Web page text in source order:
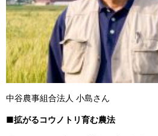
中谷農事組合法人 小島さん
■拡がるコウノトリ育む農法